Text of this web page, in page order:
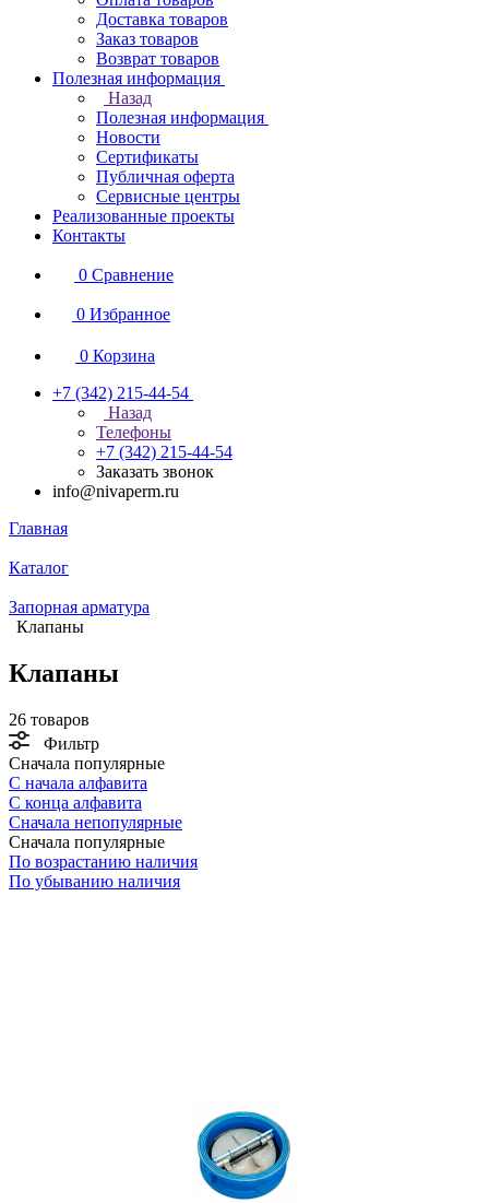
Доставка товаров
Заказ товаров
Возврат товаров
Полезная информация
Назад
Полезная информация
Новости
Сертификаты
Публичная оферта
Сервисные центры
Реализованные проекты
Контакты
0 Сравнение
0 Избранное
0 Корзина
+7 (342) 215-44-54
Назад
Телефоны
+7 (342) 215-44-54
Заказать звонок
info@nivaperm.ru
Главная
Каталог
Запорная арматура
Клапаны
Клапаны
26 товаров
Фильтр
Сначала популярные
С начала алфавита
С конца алфавита
Сначала непопулярные
Сначала популярные
По возрастанию наличия
По убыванию наличия